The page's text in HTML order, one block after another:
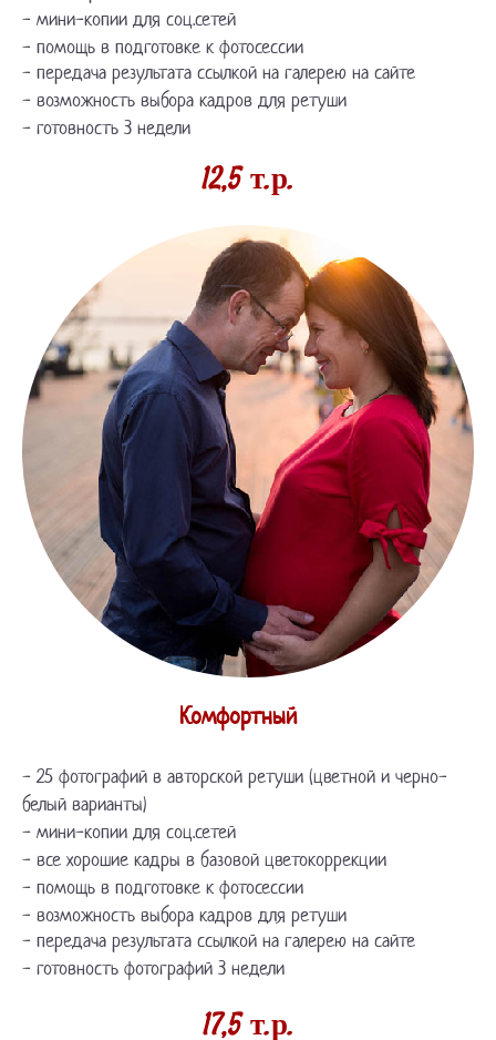
- мини-копии для соц.сетей
- помощь в подготовке к фотосессии
- передача результата ссылкой на галерею на сайте
- возможность выбора кадров для ретуши
- готовность 3 недели
12,5 т.р.
Комфортный
- 25 фотографий в авторской ретуши (цветной и черно-
белый варианты)
- мини-копии для соц.сетей
- все хорошие кадры в базовой цветокоррекции
- помощь в подготовке к фотосессии
- возможность выбора кадров для ретуши
- передача результата ссылкой на галерею на сайте
- готовность фотографий 3 недели
17,5т.р.